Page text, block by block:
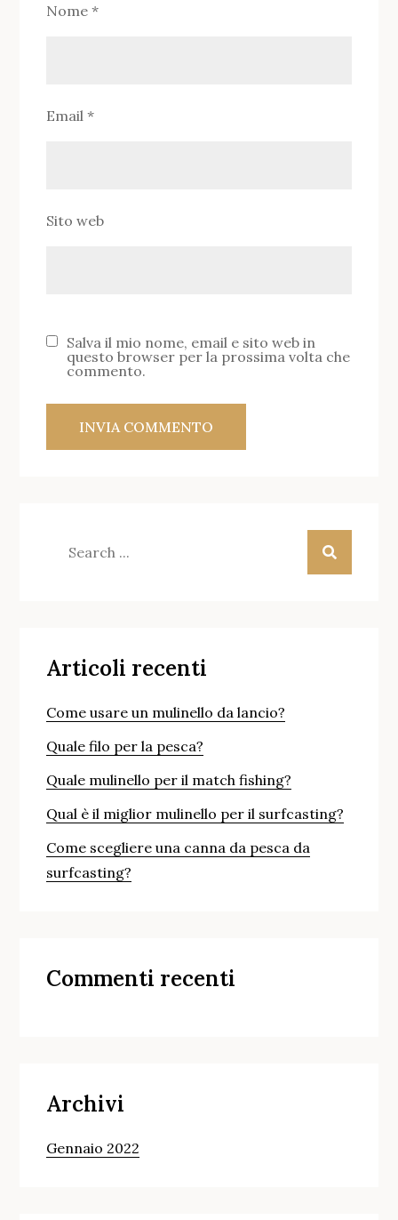
Nome*
Email*
Sito web
Salva il mio nome, email e sito web in
questo browser per la prossima volta che
commento.
Articoli recenti
Come usare un mulinello da lancio?
Quale filo per la pesca?
Quale mulinello per il match fishing?
Qual è il miglior mulinello per il surfcasting?
Come scegliere una canna da pesca da
surfcasting?
Commenti recenti
Archivi
Gennaio 2022